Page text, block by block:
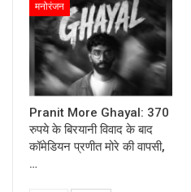
मनोरंजन
Pranit More Ghayal: 370
रुपये के बिरयानी विवाद के बाद
कॉमेडियन प्रणीत मोरे की वापसी,
…